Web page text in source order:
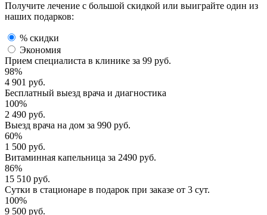
Получите лечение с большой скидкой или выиграйте один из
наших подарков:
% скидки
Экономия
Прием специалиста в клинике за 99 руб.
98%
4 901 руб.
Бесплатный выезд врача и диагностика
100%
2 490 руб.
Выезд врача на дом за 990 руб.
60%
1 500 руб.
Витаминная капельница за 2490 руб.
86%
15 510 руб.
Сутки в стационаре в подарок при заказе от 3 сут.
100%
9 500 руб.